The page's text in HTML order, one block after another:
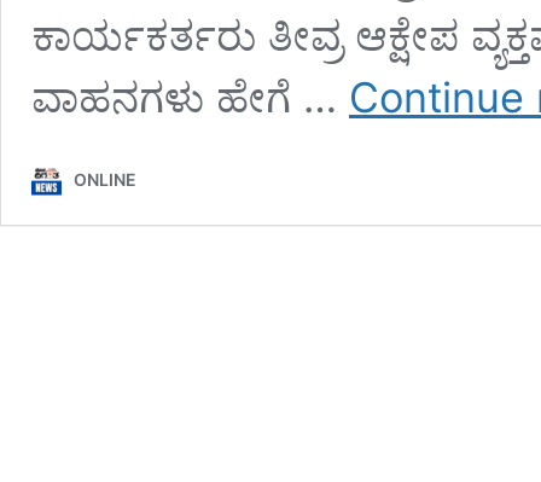
ಕಾರ್ಯಕರ್ತರು ತೀವ್ರ ಆಕ್ಷೇಪ
ವಾಹನಗಳು ಹೇಗೆ … Continue
ONLINE